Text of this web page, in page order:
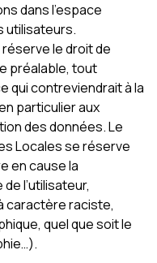
dans l’espace
utilisateurs.
le droit de
préalable, tout
qui contreviendrait à la
particulier aux
des données. Le
Locales se réserve
en cause la
l’utilisateur,
caractère raciste,
quel que soit le